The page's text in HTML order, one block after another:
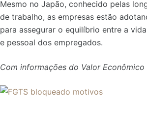
Mesmo no Japão, conhecido pelas
de trabalho, as empresas estão
para assegurar o equilíbrio entre a
e pessoal dos empregados.
Com informações do Valor Econômico